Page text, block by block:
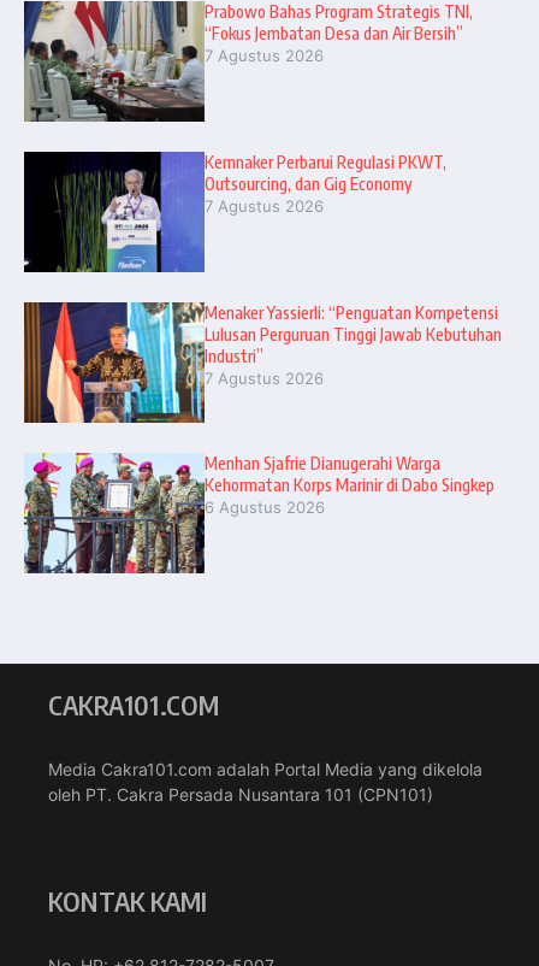
Prabowo Bahas Program Strategis TNI,
“Fokus Jembatan Desa dan Air Bersih”
7 Agustus 2026
Kemnaker Perbarui Regulasi PKWT,
Outsourcing, dan Gig Economy
7 Agustus 2026
Menaker Yassierli: “Penguatan Kompetensi
Lulusan Perguruan Tinggi Jawab Kebutuhan
Industri”
7 Agustus 2026
Menhan Sjafrie Dianugerahi Warga
Kehormatan Korps Marinir di Dabo Singkep
6 Agustus 2026
CAKRA101.COM
Media Cakra101.com adalah Portal Media yang dikelola
oleh PT. Cakra Persada Nusantara 101 (CPN101)
KONTAK KAMI